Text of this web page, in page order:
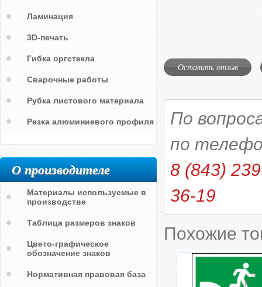
Оставить отзыв
По
по
8 (843)
36-19
Похожие
Ламинация
3D-печать
Гибка оргстекла
Сварочные работы
Рубка листового материала
Резка алюминиевого профиля
О производителе
Материалы используемые в
производстве
Таблица размеров знаков
Цвето-графическое
обозначение знаков
Нормативная правовая база